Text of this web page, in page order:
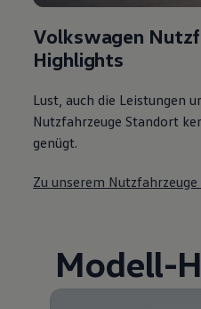
Volkswagen
Highlights
Lust, auch die Leistungen
Nutzfahrzeuge Standort
genügt.
Zu unserem
Modell-